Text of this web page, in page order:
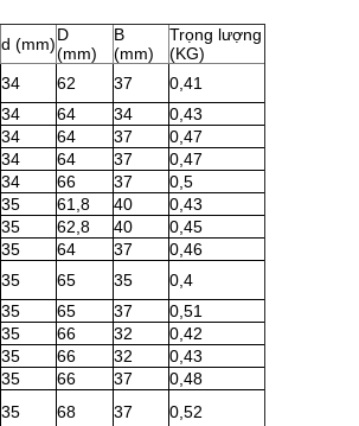
d (mm)D
(mm)
B
(mm)
Trọng lượng
(KG)
34 62 37
0,41
34 64 34
0,43
34 64 37
0,47
34 64 37
0,47
34 66 37
0,5
35 61,8 40
0,43
35 62,8 40
0,45
35 64 37
0,46
35 65 35
0,4
35 65 37
0,51
35 66 32
0,42
35 66 32
0,43
35 66 37
0,48
35 68 37 0,52